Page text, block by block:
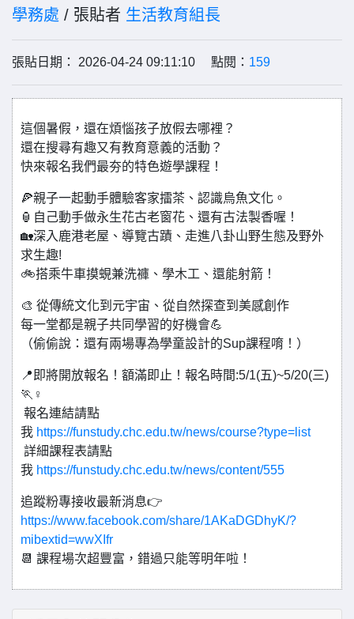
學務處 / 張貼者 生活教育組長
張貼日期： 2026-04-24 09:11:10 點閱： 159
這個暑假，還在煩惱孩子放假去哪裡？
還在搜尋有趣又有教育意義的活動？
快來報名我們最夯的特色遊學課程！
🍕親子一起動手體驗客家擂茶、認識烏魚文化。
🏮自己動手做永生花古老窗花、還有古法製香喔！
🏡深入鹿港老屋、導覽古蹟、走進八卦山野生態及野外
求生趣!
🚲搭乘牛車摸蜆兼洗褲、學木工、還能射箭！
🎨 從傳統文化到元宇宙、從自然探查到美感創作
每一堂都是親子共同學習的好機會💪
（偷偷說：還有兩場專為學童設計的Sup課程唷！）
📍即將開放報名！額滿即止！報名時間:5/1(五)~5/20(三)
🏃♀️
報名連結請點
我 https://funstudy.chc.edu.tw/news/course?type=list
詳細課程表請點
我 https://funstudy.chc.edu.tw/news/content/555
追蹤粉專接收最新消息👉
https://www.facebook.com/share/1AKaDGDhyK/?
mibextid=wwXIfr
📆 課程場次超豐富，錯過只能等明年啦！